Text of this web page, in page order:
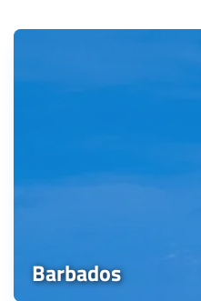
Barbados